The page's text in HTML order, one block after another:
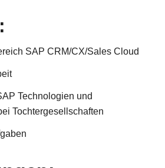
SAP CRM/CX/Sales Cloud
Technologien und
Tochtergesellschaften